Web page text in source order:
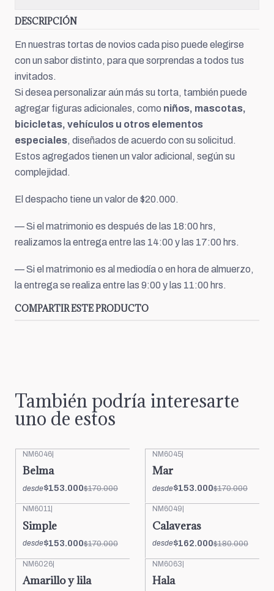
DESCRIPCIÓN
En nuestras tortas de novios cada piso puede elegirse
con un sabor distinto, para que sorprendas a todos tus
invitados.
Si desea personalizar aún más su torta, también puede
agregar figuras adicionales, como niños, mascotas,
bicicletas, vehículos u otros elementos
especiales, diseñados de acuerdo con su solicitud.
Estos agregados tienen un valor adicional, según su
complejidad.
El despacho tiene un valor de $20.000.
— Si el matrimonio es después de las 18:00 hrs,
realizamos la entrega entre las 14:00 y las 17:00 hrs.
— Si el matrimonio es al mediodía o en hora de almuerzo,
la entrega se realiza entre las 9:00 y las 11:00 hrs.
COMPARTIR ESTE PRODUCTO
También podría interesarte
uno de estos
NM6046
Belma
desde$153.000$170.000
NM6045
Mar
desde$153.000$170.000
NM6011
Simple
desde$153.000$170.000
NM6049
Calaveras
desde$162.000$180.000
NM6026|
Amarillo y lila
NM6063|
Hala